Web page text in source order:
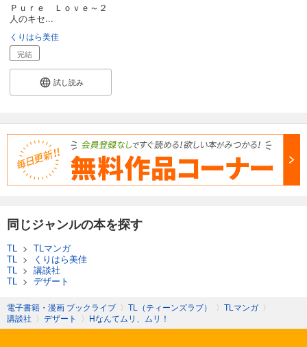
Ｐｕｒｅ Ｌｏｖｅ～２
人のキセ...
くりはら美佳
完結
試し読み
同じジャンルの本を探す
TL > TLマンガ
TL
>
くりはら美佳
TL
> 講談社
TL
> デザート
電子書籍・漫画 ブックライブ 〉 TL（ティーンズラブ） 〉 TLマンガ 〉
講談社 〉 デザート 〉 Hなんてムリ、ムリ！